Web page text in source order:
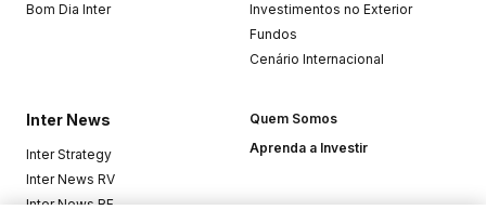
Bom Dia Inter
Investimentos no Exterior
Fundos
Cenário Internacional
Inter News
Inter Strategy
Inter News RV
Inter News RF
Quem Somos
Aprenda a Investir